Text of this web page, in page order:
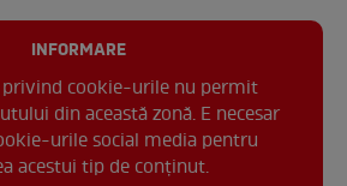
INFORMARE
privind cookie-urile nu permit
din această zonă. E necesar
urile social media pentru
acestui tip de conținut.